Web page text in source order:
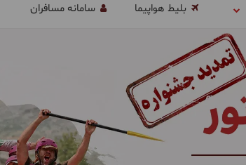
بلیط هواپیما سامانه مسافران